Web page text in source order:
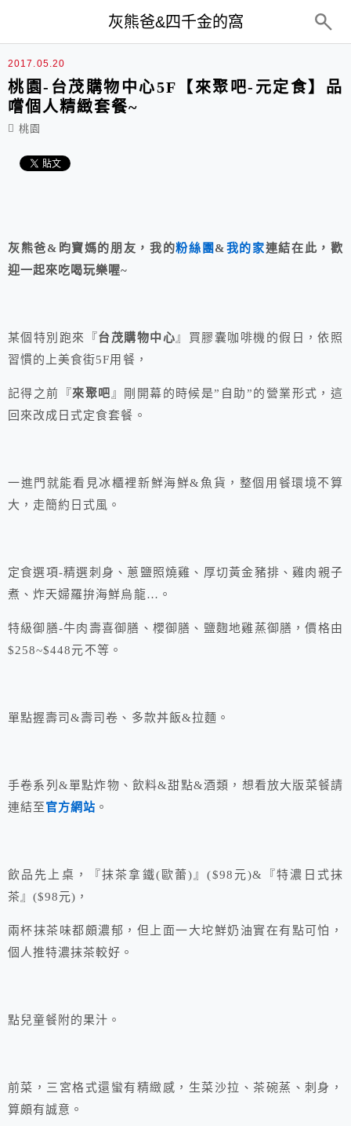
灰熊爸&四千金的窩
2017.05.20
桃園-台茂購物中心5F【來聚吧-元定食】品
嚐個人精緻套餐~
桃園
灰熊爸&昀寶媽的朋友，我的粉絲團 &我的家連結在此，歡
迎一起來吃喝玩樂喔~
某個特別跑來『台茂購物中心』買膠囊咖啡機的假日，依照
習慣的上美食街5F用餐，
記得之前『來聚吧』剛開幕的時候是”自助”的營業形式，這
回來改成日式定食套餐。
一進門就能看見冰櫃裡新鮮海鮮&魚貨，整個用餐環境不算
大，走簡約日式風。
定食選項-精選刺身、蔥鹽照燒雞、厚切黃金豬排、雞肉親子
煮、炸天婦羅拚海鮮烏龍…。
特級御膳-牛肉壽喜御膳、櫻御膳、鹽麴地雞蒸御膳，價格由
$258~$448元不等。
單點握壽司&壽司卷、多款丼飯&拉麵。
手卷系列&單點炸物、飲料&甜點&酒類，想看放大版菜餐請
連結至官方網站 。
飲品先上桌，『抹茶拿鐵(歐蕾)』($98元)&『特濃日式抹
茶』($98元)，
兩杯抹茶味都頗濃郁，但上面一大坨鮮奶油實在有點可怕，
個人推特濃抹茶較好。
點兒童餐附的果汁。
前菜，三宮格式還蠻有精緻感，生菜沙拉、茶碗蒸、刺身，
算頗有誠意。